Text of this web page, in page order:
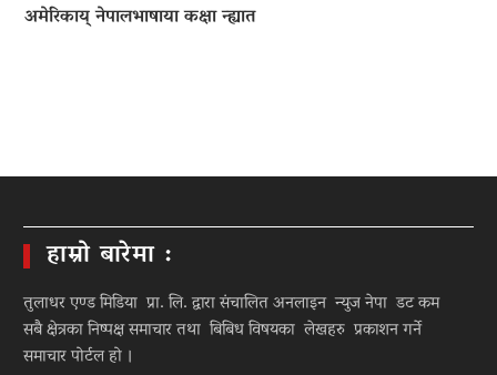
अमेरिकाय् नेपालभाषाया कक्षा न्ह्यात
हाम्रो बारेमा :
तुलाधर एण्ड मिडिया प्रा. लि. द्वारा संचालित अनलाइन न्युज नेपा डट कम
सबै क्षेत्रका निष्पक्ष समाचार तथा बिबिध विषयका लेखहरु प्रकाशन गर्ने
समाचार पोर्टल हो ।